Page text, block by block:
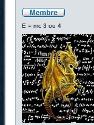
E = mc 3 ou 4